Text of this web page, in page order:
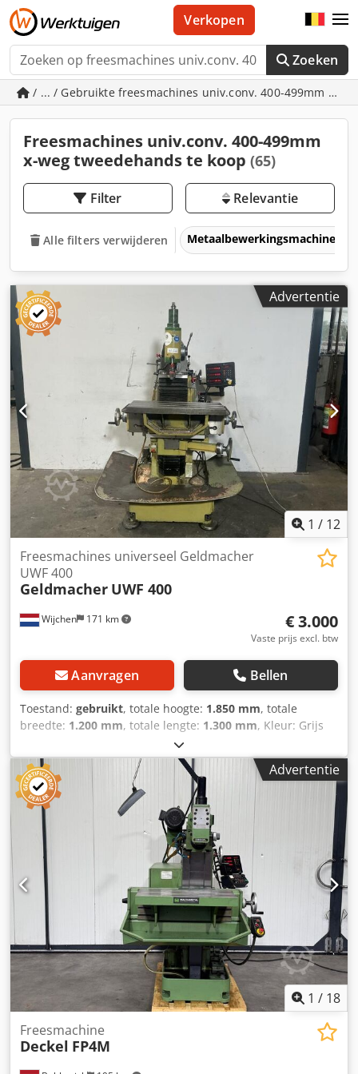
Zoeken
Verkopen
/ ... / Gebruikte freesmachines univ.conv. 400-499mm x-
Freesmachines univ.conv. 400-499mm
x-weg tweedehands te koop (65)
Filter Relevantie
Alle filters verwijderen Metaalbewerkingsmachines
Advertentie
1 / 12
Wijchen 171 km
Freesmachines universeel Geldmacher
UWF 400
Geldmacher UWF 400
€ 3.000
Vaste prijs excl. btw
Aanvragen Bellen
Toestand: gebruikt, totale hoogte: 1.850 mm, totale
breedte: 1.200 mm, totale lengte: 1.300 mm, Kleur: Grijs
Ledig gewicht: 1.050 kg - Documentatie aanwezig: Nee - CE
certificaat aanwezig: Nee - Aansturing: Conventioneel -
Horizontaal/verticaal: Horizontaal en verticaal - Vermogen
[kW]: 3.0 - Aantal assen [st.]: 3 - X-as verplaatsing [mm]:
400 - Y-as verplaatsing [mm]: 300 - Z-as verplaatsing [mm]:
400 - Tafellengte [mm]: 750 - Tafelbreedte [mm]: 300 -
Gereedschapsopname: SK40 - Hoofdspindelvermogen
[kW]: 2.2 - Min. spindelsnelheid [rpm]: 40 - Max.
spindelsnelheid [rpm]: 1600 - Opties: Digitale uitlezing - └
Type digitale uitlezing: Heidenhain - Transportafmetingen:
1300mm x 1200mm x 1850mm (l x b x h) -
Transportgewicht [kg]: 1050kg - Transportcolli [st.]: 1
Financiële informatie BTW: De getoonde prijs is exclusief
BTW BTW/marge: BTW verrekenbaar voor ondernemers
Levering en inruil altijd mogelijk van alles in de industriële
sectoren Dkjdpfx Asx Hiibsm Ssr Lukas van Rossum
Advertentie
1 / 18
Freesmachine
Deckel FP4M